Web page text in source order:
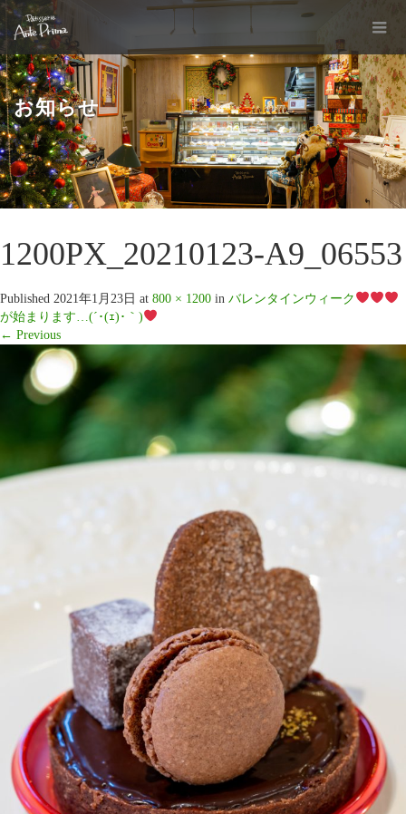
お知らせ
1200PX_20210123-A9_06553
Published 2021年1月23日 at 800 × 1200 in バレンタインウィーク
が始まります…(´･(ｪ)･｀)
← Previous